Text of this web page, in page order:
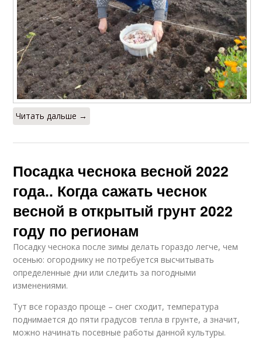
Читать дальше →
Посадка чеснока весной 2022
года.. Когда сажать чеснок
весной в открытый грунт 2022
году по регионам
Посадку чеснока после зимы делать гораздо легче, чем
осенью: огороднику не потребуется высчитывать
определенные дни или следить за погодными
изменениями.
Тут все гораздо проще – снег сходит, температура
поднимается до пяти градусов тепла в грунте, а значит,
можно начинать посевные работы данной культуры.